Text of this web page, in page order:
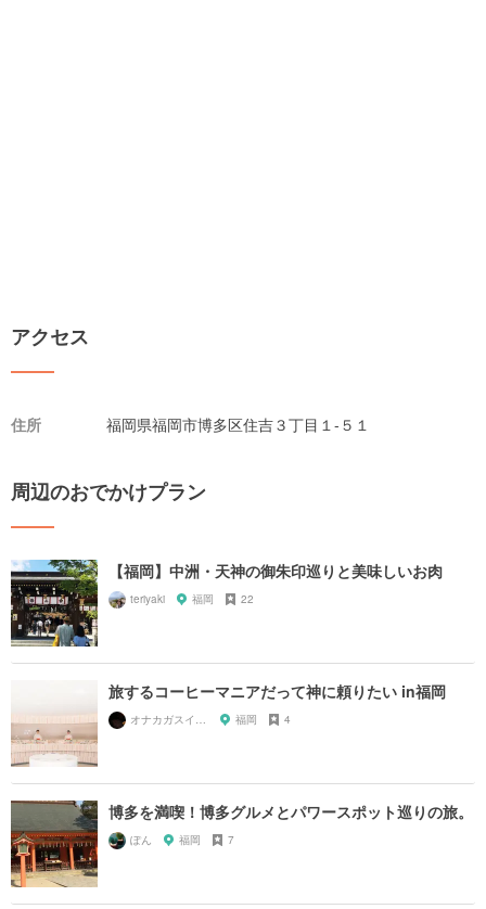
アクセス
住所 福岡県福岡市博多区住吉３丁目１-５１
周辺のおでかけプラン
【福岡】中洲・天神の御朱印巡りと美味しいお肉
teriyaki 福岡 22
旅するコーヒーマニアだって神に頼りたい in福岡
福岡 4
博多を満喫！博多グルメとパワースポット巡りの旅。
ぽん 福岡 7